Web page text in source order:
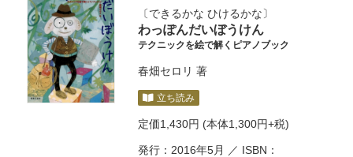
できるかな ひけるかな
わっぽんだいぼうけん
テクニックを絵で解くピアノブック
春畑セロリ 著
立ち読み
定価1,430円 (本体1,300円+税)
発行：2016年5月 ／ ISBN：